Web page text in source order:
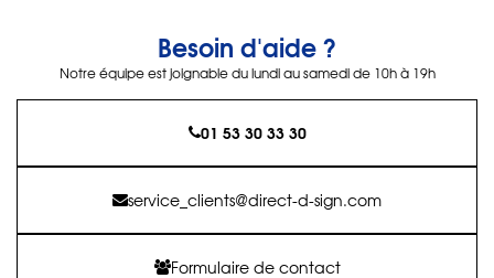
Besoin d'aide ?
Notre équipe est joignable du lundi au samedi de 10h à 19h
01 53 30 33 30
service_clients@direct-d-sign.com
Formulaire de contact